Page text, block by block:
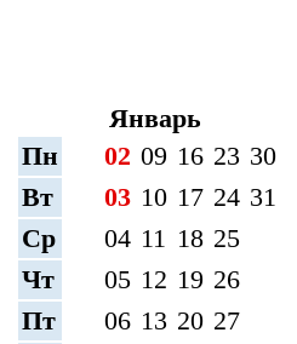
Январь
Пн
02 09 16 23 30
Вт
03 10 17 24 31
Ср
04 11 18 25
Чт
05 12 19 26
Пт
06 13 20 27